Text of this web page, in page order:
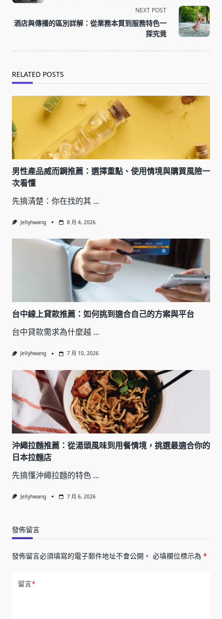
reader-
NEXT POST
酒店與傳播的區別詳解：從業務本質到服務特色一
探究竟
RELATED POSTS
男性產品威而鋼推薦：選擇重點、使用情境與購買風險一
次看懂
先搞清楚：你在找的其 ...
Jellyhwang 8 月 4, 2026
台中線上貸款推薦：如何挑到適合自己的方案與平台
台中貸款需求為什麼越 ...
Jellyhwang 7 月 10, 2026
沖繩拉麵推薦：從湯頭風味到用餐情境，挑選最適合你的
日本拉麵店
先搞懂沖繩拉麵的特色 ...
Jellyhwang 7 月 6, 2026
發佈留言
發佈留言必須填寫的電子郵件地址不會公開。 必填欄位標示為 *
留言*